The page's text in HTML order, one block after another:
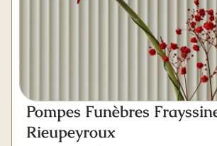
Pompes Funèbres
Rieupeyroux